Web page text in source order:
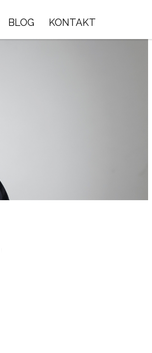
BLOG KONTAKT